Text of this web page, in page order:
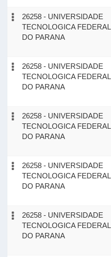
26258 - UNIVERSIDADE
TECNOLOGICA FEDERAL
DO PARANA
26258 - UNIVERSIDADE
TECNOLOGICA FEDERAL
DO PARANA
26258 - UNIVERSIDADE
TECNOLOGICA FEDERAL
DO PARANA
26258 - UNIVERSIDADE
TECNOLOGICA FEDERAL
DO PARANA
26258 - UNIVERSIDADE
TECNOLOGICA FEDERAL
DO PARANA